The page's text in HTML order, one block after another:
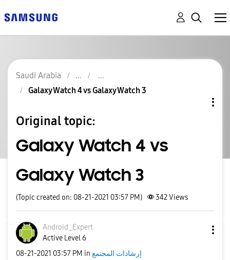
Saudi Arabia
Galaxy Watch 4 vs Galaxy Watch 3
Original topic:
Galaxy Watch 4 vs
Galaxy Watch 3
(Topic created on: 08-21-2021 03:57 PM) 342Views
Android_Expert
Active Level 6
‎08-21-2021 03:57 PM in إرشادات المجتمع